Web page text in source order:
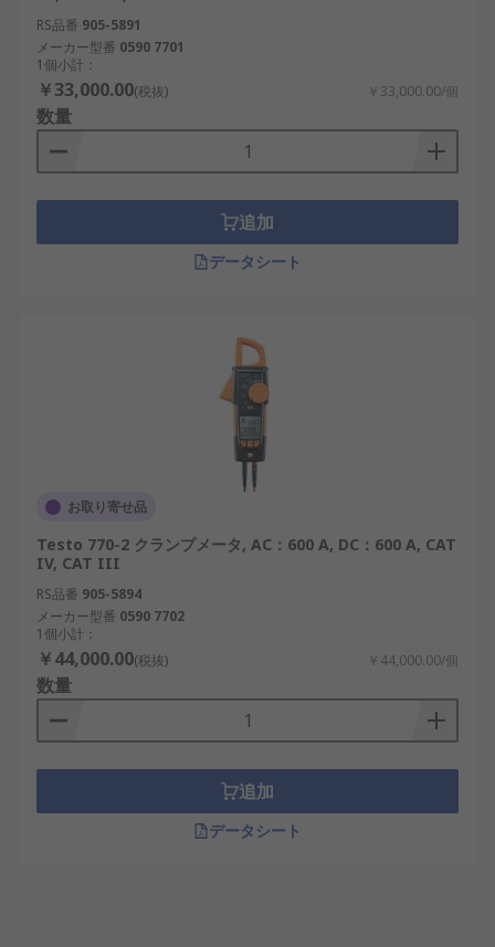
RS品番 905-5891
メーカー型番 0590 7701
1個小計：
￥33,000.00(税抜) ￥33,000.00/個
数量
追加
データシート
お取り寄せ品
Testo 770-2 クランプメータ, AC：600 A, DC：600 A, CAT
IV, CAT III
RS品番 905-5894
メーカー型番 0590 7702
1個小計：
￥44,000.00(税抜) ￥44,000.00/個
数量
追加
データシート